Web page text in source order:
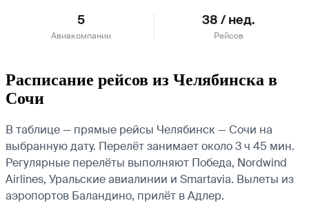
5
Авиакомпании
38 / нед.
Рейсов
Расписание рейсов из Челябинска в
Сочи
В таблице — прямые рейсы Челябинск — Сочи на
выбранную дату. Перелёт занимает около 3 ч 45 мин.
Регулярные перелёты выполняют Победа, Nordwind
Airlines, Уральские авиалинии и Smartavia. Вылеты из
аэропортов Баландино, прилёт в Адлер.